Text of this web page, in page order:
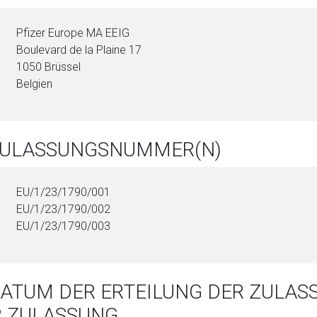
Pfizer Europe MA EEIG
Boulevard de la Plaine 17
1050 Brüssel
Belgien
EU/1/23/1790/001
EU/1/23/1790/002
EU/1/23/1790/003
DER ERTEILUNG DER